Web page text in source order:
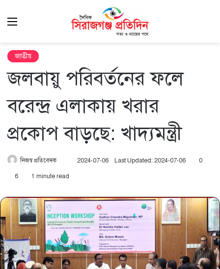
Menu
জাতীয়
জলবায়ু পরিবর্তনের ফলে
বরেন্দ্র এলাকায় খরার
প্রকোপ বাড়ছে: খাদ্যমন্ত্রী
নিজস্ব প্রতিবেদক
Send2024-07-06 Last Updated: 2024-07-06 0
6 1 minute read